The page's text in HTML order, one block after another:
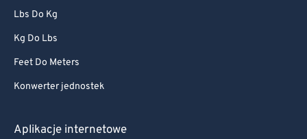
Lbs Do Kg
Kg Do Lbs
Feet Do Meters
Konwerter jednostek
Aplikacje internetowe